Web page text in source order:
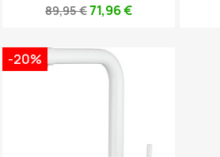
89,95 €71,96 €
-20%